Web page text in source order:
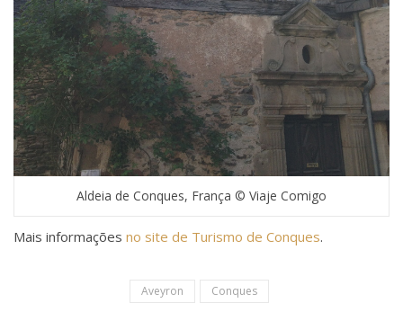
Aldeia de Conques, França © Viaje Comigo
Mais informações no site de Turismo de Conques.
Aveyron Conques